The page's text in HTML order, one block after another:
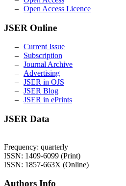
Open Access Licence
JSER Online
Current Issue
Subscription
Journal Archive
Advertising
JSER in OJS
JSER Blog
JSER in ePrints
JSER Data
Frequency: quarterly
ISSN: 1409-6099 (Print)
ISSN: 1857-663X (Online)
Authors Info